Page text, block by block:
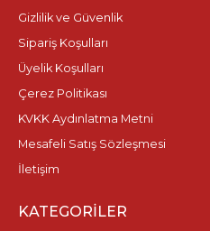
Gizlilik ve Güvenlik
Sipariş Koşulları
Üyelik Koşulları
Çerez Politikası
KVKK Aydınlatma Metni
Mesafeli Satış Sözleşmesi
İletişim
KATEGORILER